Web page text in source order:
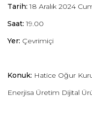
Tarih: 18 Aralık 2024
Saat: 19.00
Yer: Çevrimiçi
Konuk: Hatice Oğur
Enerjisa Üretim Dijital